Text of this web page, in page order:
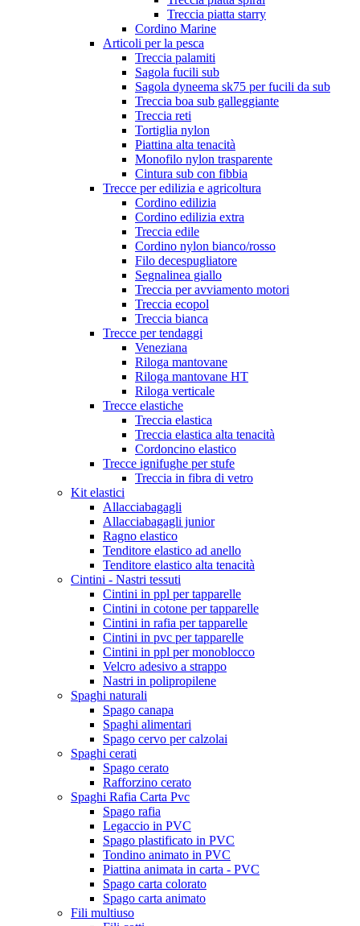
Treccia piatta starry
Cordino Marine
Articoli per la pesca
Treccia palamiti
Sagola fucili sub
Sagola dyneema sk75 per fucili da sub
Treccia boa sub galleggiante
Treccia reti
Tortiglia nylon
Piattina alta tenacità
Monofilo nylon trasparente
Cintura sub con fibbia
Trecce per edilizia e agricoltura
Cordino edilizia
Cordino edilizia extra
Treccia edile
Cordino nylon bianco/rosso
Filo decespugliatore
Segnalinea giallo
Treccia per avviamento motori
Treccia ecopol
Treccia bianca
Trecce per tendaggi
Veneziana
Riloga mantovane
Riloga mantovane HT
Riloga verticale
Trecce elastiche
Treccia elastica
Treccia elastica alta tenacità
Cordoncino elastico
Trecce ignifughe per stufe
Treccia in fibra di vetro
Kit elastici
Allacciabagagli
Allacciabagagli junior
Ragno elastico
Tenditore elastico ad anello
Tenditore elastico alta tenacità
Cintini - Nastri tessuti
Cintini in ppl per tapparelle
Cintini in cotone per tapparelle
Cintini in rafia per tapparelle
Cintini in pvc per tapparelle
Cintini in ppl per monoblocco
Velcro adesivo a strappo
Nastri in polipropilene
Spaghi naturali
Spago canapa
Spaghi alimentari
Spago cervo per calzolai
Spaghi cerati
Spago cerato
Rafforzino cerato
Spaghi Rafia Carta Pvc
Spago rafia
Legaccio in PVC
Spago plastificato in PVC
Tondino animato in PVC
Piattina animata in carta - PVC
Spago carta colorato
Spago carta animato
Fili multiuso